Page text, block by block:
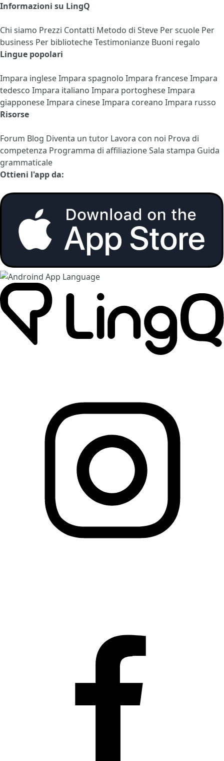
Informazioni su LingQ
Chi siamo Prezzi Contatti Metodo di Steve Per scuole Per
business Per bibliotecheTestimonianze Buoni regalo
Lingue popolari
Impara ingleseImpara spagnolo Impara franceseImpara
tedesco Impara italiano Impara portogheseImpara
giapponeseImpara cineseImpara coreano Impara russo
Risorse
Forum Blog Diventa un tutor Lavora con noi Prova di
competenza Programma di affiliazioneSala stampa Guida
grammaticale
Ottieni l'app da: